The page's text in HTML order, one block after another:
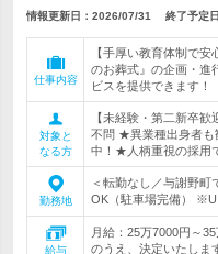
情報更新日：2026/07/31 終了予定
仕事内容
【手厚い教育体制で
のお葬式』の企画・進
ビスを提供できます！
対象と
なる方
【未経験・第二新卒
不問 ★異業種出身者も
中！★人柄重視の採用
勤務地
＜転勤なし／与謝野
OK（駐車場完備） ※U
給与
月給：25万7000円～
のうえ、決定いたしま